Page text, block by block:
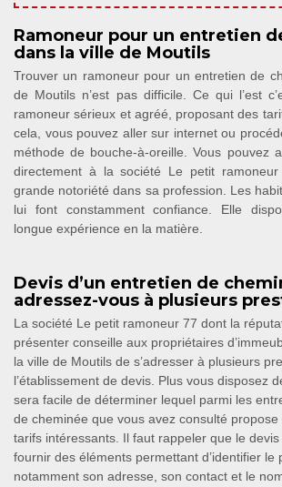
Ramoneur pour un entretien
dans la ville de Moutils
Trouver un ramoneur pour un entretien de
de Moutils n’est pas difficile. Ce qui l’est
ramoneur sérieux et agréé, proposant des
cela, vous pouvez aller sur internet ou
méthode de bouche-à-oreille. Vous pouvez
directement à la société Le petit
grande notoriété dans sa profession. Les
lui font constamment confiance. Elle
longue expérience en la matière.
Devis d’un entretien de
adressez-vous à plusieurs
La société Le petit ramoneur 77 dont la
présenter conseille aux propriétaires
la ville de Moutils de s’adresser à plusieurs
l’établissement de devis. Plus vous disposez
sera facile de déterminer lequel parmi les
de cheminée que vous avez consulté
tarifs intéressants. Il faut rappeler que le
fournir des éléments permettant d’identifier le
notamment son adresse, son contact et le